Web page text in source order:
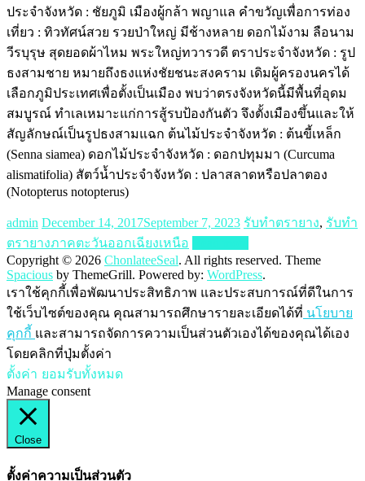
ประจำจังหวัด : ชัยภูมิ เมืองผู้กล้า พญาแล คำขวัญเพื่อการท่อง
เที่ยว : ทิวทัศน์สวย รวยป่าใหญ่ มีช้างหลาย ดอกไม้งาม ลือนาม
วีรบุรุษ สุดยอดผ้าไหม พระใหญ่ทวารวดี ตราประจำจังหวัด : รูป
ธงสามชาย หมายถึงธงแห่งชัยชนะสงคราม เดิมผู้ครองนครได้
เลือกภูมิประเทศเพื่อตั้งเป็นเมือง พบว่าตรงจังหวัดนี้มีพื้นที่อุดม
สมบูรณ์ ทำเลเหมาะแก่การสู้รบป้องกันตัว จึงตั้งเมืองขึ้นและให้
สัญลักษณ์เป็นรูปธงสามแฉก ต้นไม้ประจำจังหวัด : ต้นขี้เหล็ก
(Senna siamea) ดอกไม้ประจำจังหวัด : ดอกปทุมมา (Curcuma
alismatifolia) สัตว์น้ำประจำจังหวัด : ปลาสลาดหรือปลาตอง
(Notopterus notopterus)
admin December 14, 2017September 7, 2023 รับทำตรายาง, รับทำ
ตรายางภาคตะวันออกเฉียงเหนือ
Copyright © 2026 ChonlateeSeal. All rights reserved. Theme
Spacious by ThemeGrill. Powered by: WordPress.
เราใช้คุกกี้เพื่อพัฒนาประสิทธิภาพ และประสบการณ์ที่ดีในการ
ใช้เว็บไซต์ของคุณ คุณสามารถศึกษารายละเอียดได้ที่ นโยบาย
คุกกี้ และสามารถจัดการความเป็นส่วนตัวเองได้ของคุณได้เอง
โดยคลิกที่ปุ่มตั้งค่า
ตั้งค่า ยอมรับทั้งหมด
Manage consent
Close
ตั้งค่าความเป็นส่วนตัว